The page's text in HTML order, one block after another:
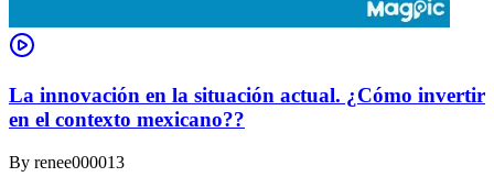
La innovación en la situación actual. ¿Cómo invertir
en el contexto mexicano??
By renee000013